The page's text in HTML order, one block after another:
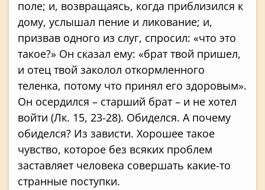
поле; и, возвращаясь, когда приблизился к
дому, услышал пение и ликование; и,
призвав одного из слуг, спросил: «что это
такое?» Он сказал ему: «брат твой пришел,
и отец твой заколол откормленного
теленка, потому что принял его здоровым».
Он осердился – старший брат – и не хотел
войти (Лк. 15, 23-28). Обиделся. А почему
обиделся? Из зависти. Хорошее такое
чувство, которое без всяких проблем
заставляет человека совершать какие-то
странные поступки.